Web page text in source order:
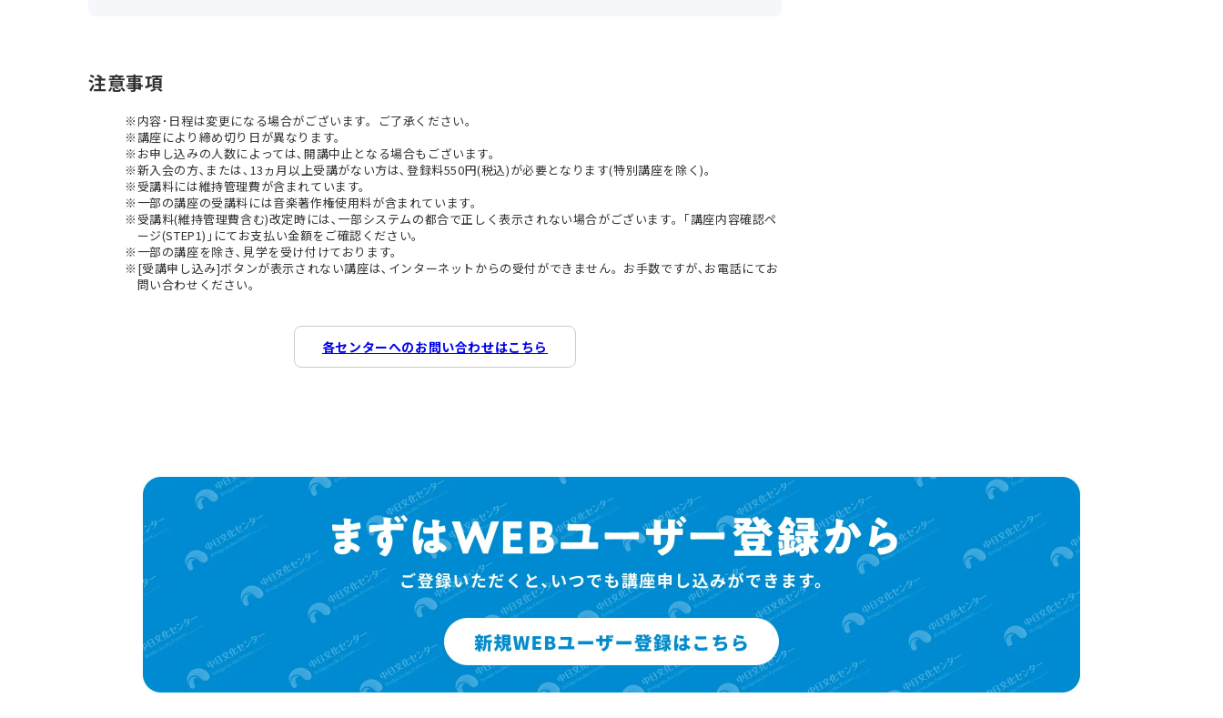
注意事項
内容･日程は変更になる場合がございます。ご了承ください。
講座により締め切り日が異なります。
お申し込みの人数によっては､開講中止となる場合もございます。
新入会の方､または､13ヵ月以上受講がない方は､登録料550円(税込)が必要となります(特別講座を除く)。
受講料には維持管理費が含まれています。
一部の講座の受講料には音楽著作権使用料が含まれています。
受講料(維持管理費含む)改定時には､一部システムの都合で正しく表示されない場合がございます。｢講座内容確認ペ
ージ(STEP1)｣にてお支払い金額をご確認ください。
一部の講座を除き､見学を受け付けております。
[受講申し込み]ボタンが表示されない講座は､インターネットからの受付ができません。お手数ですが､お電話にてお
問い合わせください。
各センターへのお問い合わせはこちら